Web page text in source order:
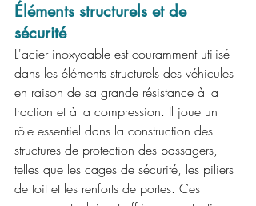
Éléments structurels et de
sécurité
L'acier inoxydable est couramment utilisé
dans les éléments structurels des véhicules
en raison de sa grande résistance à la
traction et à la compression. Il joue un
rôle essentiel dans la construction des
structures de protection des passagers,
telles que les cages de sécurité, les piliers
de toit et les renforts de portes. Ces